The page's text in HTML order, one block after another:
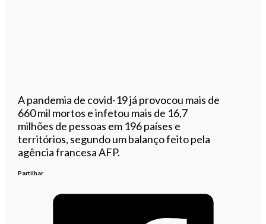
A pandemia de covid-19 já provocou mais de
660 mil mortos e infetou mais de 16,7
milhões de pessoas em 196 países e
territórios, segundo um balanço feito pela
agência francesa AFP.
Partilhar